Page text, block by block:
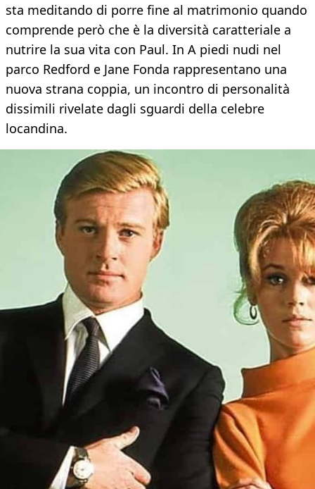
sta meditando di porre fine al matrimonio quando
comprende però che è la diversità caratteriale a
nutrire la sua vita con Paul. In A piedi nudi nel
parco Redford e Jane Fonda rappresentano una
nuova strana coppia, un incontro di personalità
dissimili rivelate dagli sguardi della celebre
locandina.